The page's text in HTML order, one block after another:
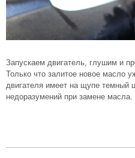
Запускаем двигатель, глушим и
Только что залитое новое масло
двигателя имеет на щупе темный
недоразумений при замене масла.